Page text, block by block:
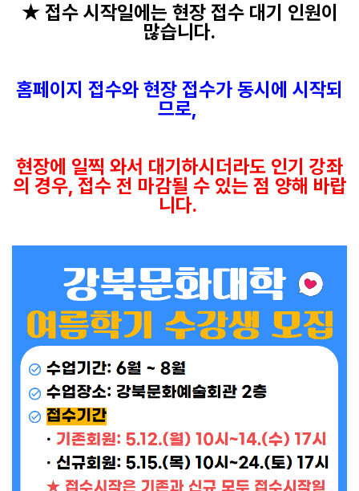
★ 접수 시작일에는 현장 접수 대기 인원이
많습니다.
홈페이지 접수와 현장 접수가 동시에 시작되
므로,
현장에 일찍 와서 대기하시더라도 인기 강좌
의 경우, 접수 전 마감될 수 있는 점 양해 바랍
니다.